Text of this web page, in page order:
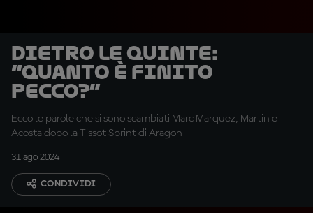
DIETRO LE QUINTE:
“Quanto è finito
Pecco?”
Ecco le parole che si sono scambiati Marc Marquez, Martin e
Acosta dopo la Tissot Sprint di Aragon
31 ago 2024
CONDIVIDI